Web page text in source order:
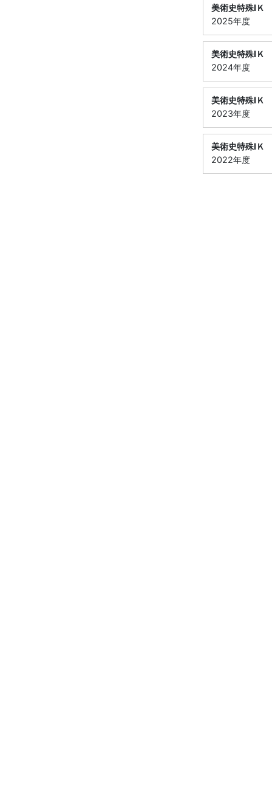
美術史特殊ⅠＫ
2025年度
美術史特殊ⅠＫ
2024年度
美術史特殊ⅠＫ
2023年度
美術史特殊ⅠＫ
2022年度